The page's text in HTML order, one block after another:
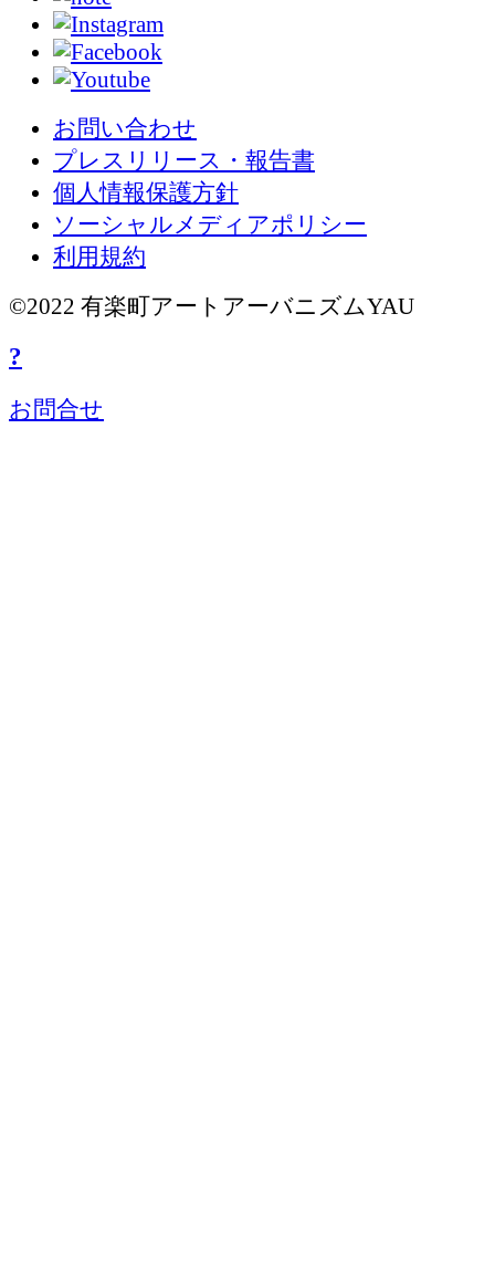
お問い合わせ
プレスリリース・報告書
個人情報保護方針
ソーシャルメディアポリシー
利用規約
©2022 有楽町アートアーバニズムYAU
?
お問合せ